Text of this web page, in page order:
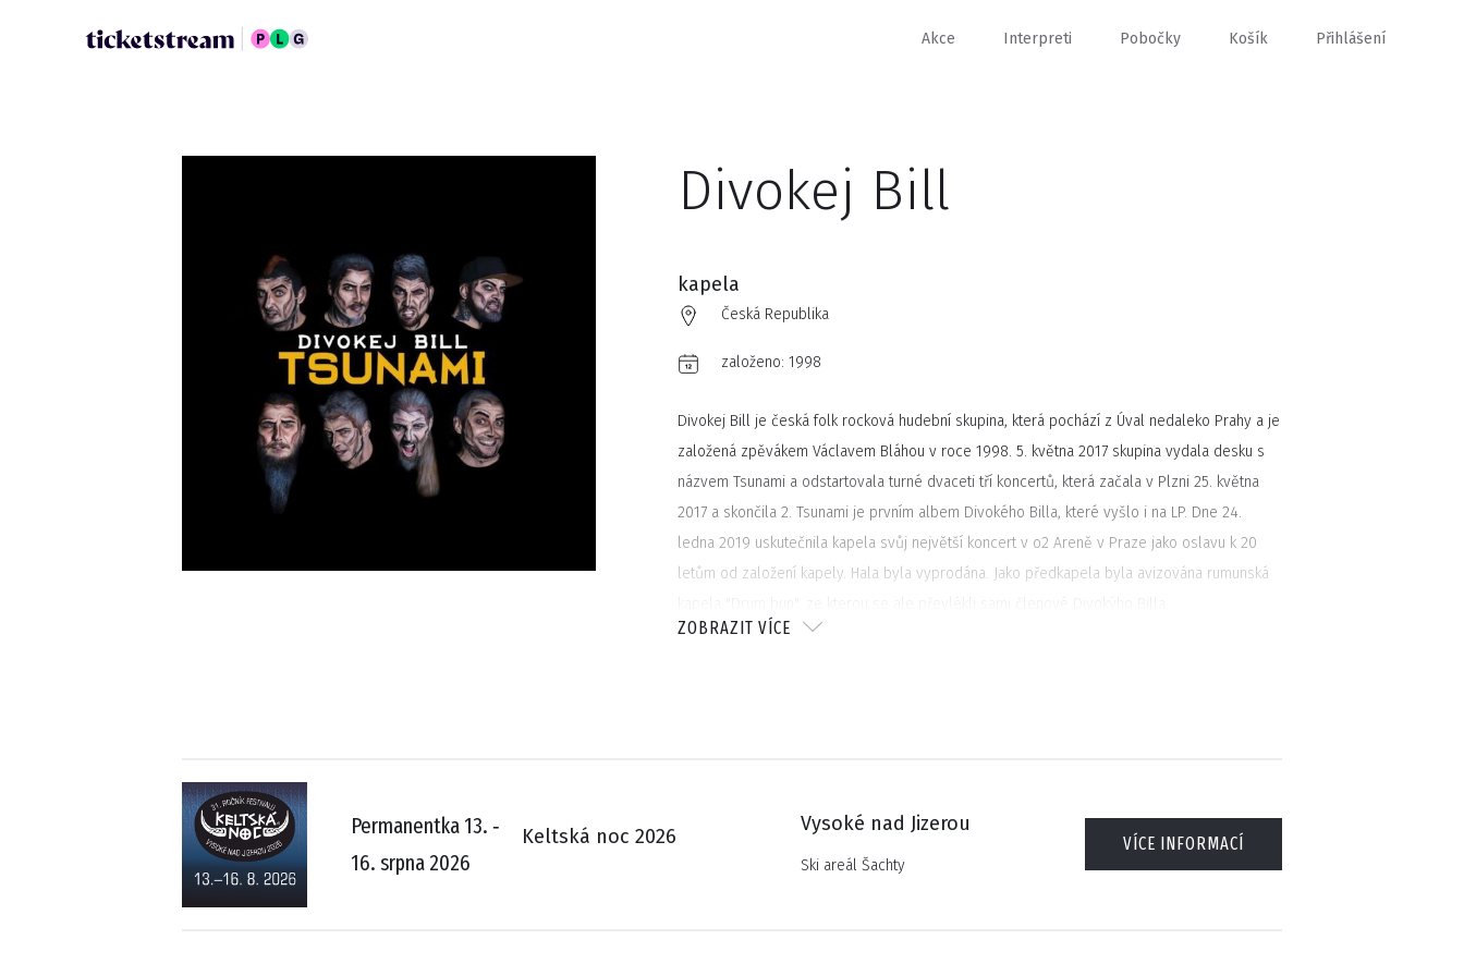
Akce Interpreti Pobočky Košík Přihlášení
Divokej Bill
kapela
Česká Republika
založeno: 1998
Divokej Bill je česká folk rocková hudební skupina, která pochází z Úval nedaleko Prahy a je
založená zpěvákem Václavem Bláhou v roce 1998. 5. května 2017 skupina vydala desku s
názvem Tsunami a odstartovala turné dvaceti tří koncertů, která začala v Plzni 25. května
2017 a skončila 2. Tsunami je prvním albem Divokého Billa, které vyšlo i na LP. Dne 24.
ledna 2019 uskutečnila kapela svůj největší koncert v o2 Areně v Praze jako oslavu k 20
letům od založení kapely. Hala byla vyprodána. Jako předkapela byla avizována rumunská
ZOBRAZIT VÍCE
Permanentka 13. ‑
16. srpna 2026
Keltská noc 2026
Vysoké nad Jizerou
Ski areál Šachty
VÍCE INFORMACÍ